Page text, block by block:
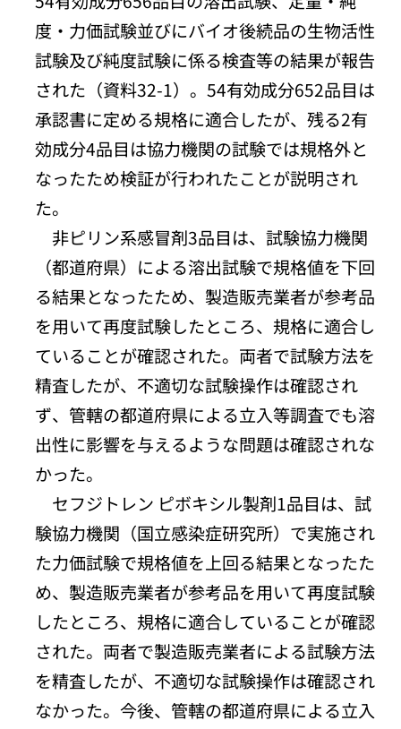
度・力価試験並びにバイオ後続品の生物活性
試験及び純度試験に係る検査等の結果が報告
された（資料32-1）。54有効成分652品目は
承認書に定める規格に適合したが、残る2有
効成分4品目は協力機関の試験では規格外と
なったため検証が行われたことが説明され
た。
非ピリン系感冒剤3品目は、試験協力機関
（都道府県）による溶出試験で規格値を下回
る結果となったため、製造販売業者が参考品
を用いて再度試験したところ、規格に適合し
ていることが確認された。両者で試験方法を
精査したが、不適切な試験操作は確認され
ず、管轄の都道府県による立入等調査でも溶
出性に影響を与えるような問題は確認されな
かった。
セフジトレン ピボキシル製剤1品目は、試
験協力機関（国立感染症研究所）で実施され
た力価試験で規格値を上回る結果となったた
め、製造販売業者が参考品を用いて再度試験
したところ、規格に適合していることが確認
された。両者で製造販売業者による試験方法
を精査したが、不適切な試験操作は確認され
なかった。今後、管轄の都道府県による立入